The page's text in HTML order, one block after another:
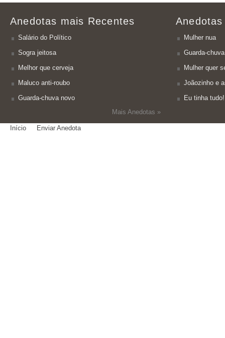
Anedotas mais Recentes
Salário do Político
Sogra jeitosa
Melhor que cerveja
Maluco anti-roubo
Guarda-chuva novo
Mais Anedotas »
Mulher nua
Guarda-
Mulher quer
Joãozinho e
Eu tinha tudo!
Início Enviar Anedota